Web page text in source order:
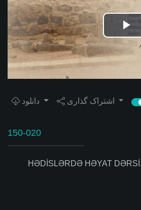
150-020
HƏDİSLƏRDƏ HƏYAT DƏRSİ.